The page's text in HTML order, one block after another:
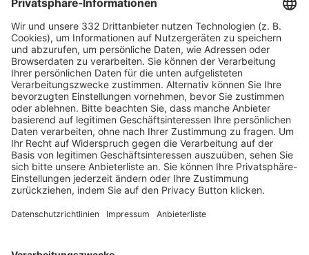
HÄUFIG BESUCHTE SEITEN
Pässe und Vereinswechsel
Trainerausbildung
Schulungsangebot Vereinsmitarbeiter
BFV-Geschäftsstellen
Trainerbörse
Login SpielPlus
FOLGE DEM BFV